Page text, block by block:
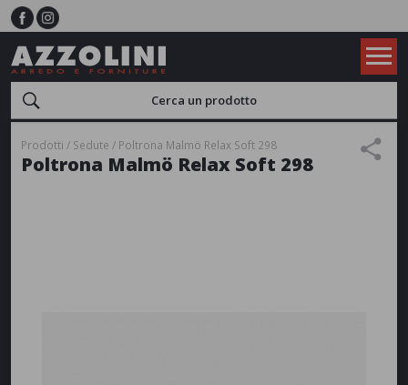
Prodotti Sedute Poltrona Malmö Relax Soft 298
Poltrona Malmö Relax Soft 298